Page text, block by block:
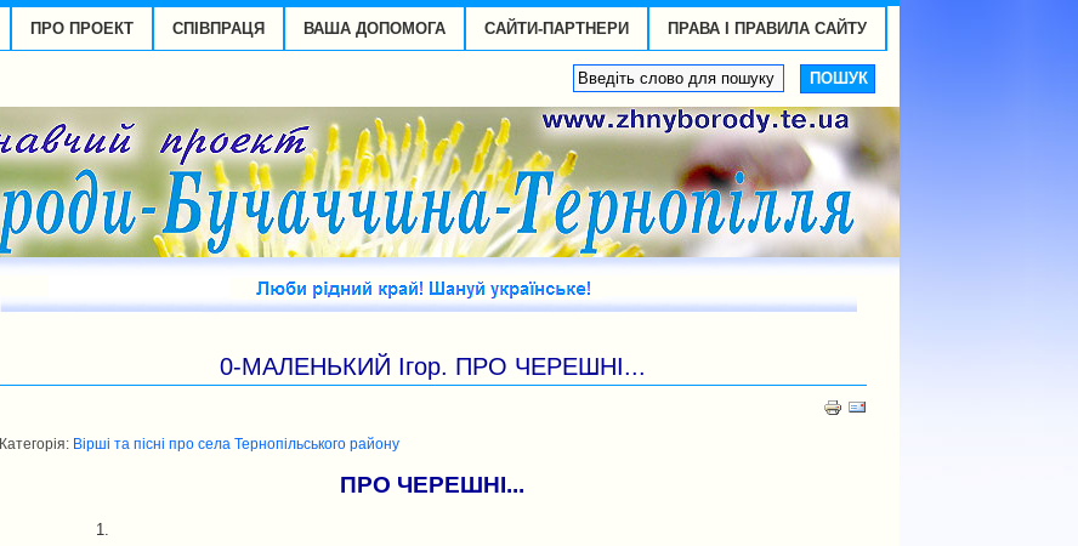
ПРО ПРОЕКТ СПІВПРАЦЯ ВАША ДОПОМОГА САЙТИ-ПАРТНЕРИ ПРАВА І ПРАВИЛА САЙТУ
0-МАЛЕНЬКИЙ Ігор. ПРО ЧЕРЕШНІ...
Категорія: Вірші та пісні про села Тернопільського району
ПРО ЧЕРЕШНІ...
1.